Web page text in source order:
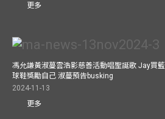
更多
馮允謙黃淑蔓雲浩影慈善活動唱聖誕歌 Jay買籃
球鞋獎勵自己 淑蔓預告busking
2024-11-13
更多